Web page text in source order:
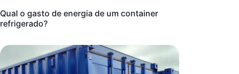
Qual o gasto de energia de um container
refrigerado?